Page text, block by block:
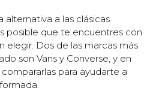
alternativa a las clásicas
posible que te encuentres con
elegir. Dos de las marcas más
son Vans y Converse, y en
para ayudarte a